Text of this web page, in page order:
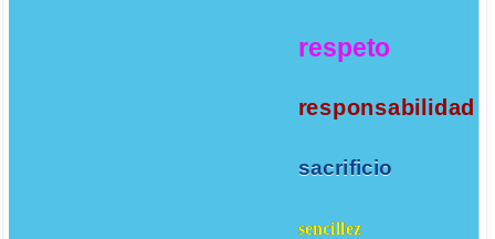
respeto
responsabilidad
sacrificio
sencillez